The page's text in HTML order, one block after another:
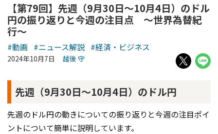
【第79回】先週（9月30日～10月4日）のドル
円の振り返りと今週の注目点 ～世界為替紀
行～
#動画 #ニュース解説 #経済・ビジネス
2024年10月7日 越後 守
先週（9月30日～10月4日）のドル円
先週のドル円の動きについての振り返りと今週の注目ポイ
ントについて簡単に説明しています。